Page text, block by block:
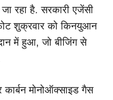
रहा है. सरकारी एजेंसी
शुक्रवार को किनयुआन
में हुआ, जो बीजिंग से
मोनोऑक्साइड गैस